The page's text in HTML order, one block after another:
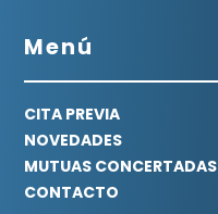
Menú
CITA PREVIA
NOVEDADES
MUTUAS CONCERTADAS
CONTACTO